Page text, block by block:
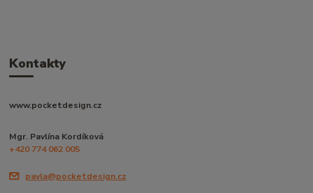
Kontakty
www.pocketdesign.cz
Mgr. Pavlína Kordíková
+420 774 062 005
pavla@pocketdesign.cz